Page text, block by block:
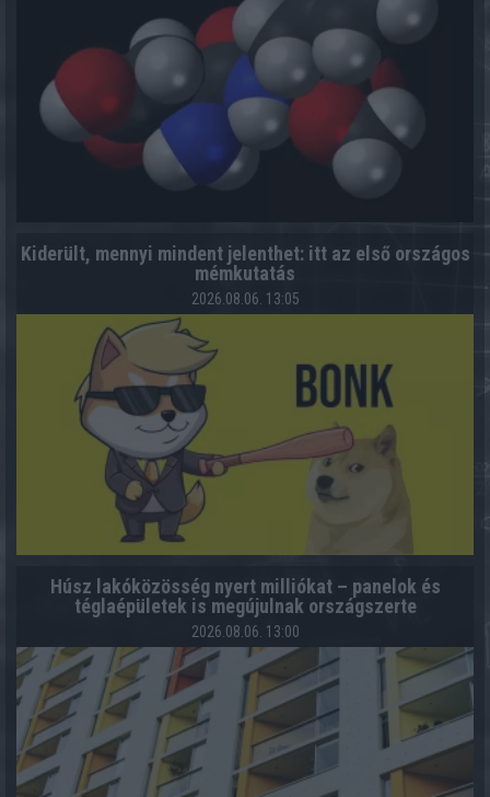
Kiderült, mennyi mindent jelenthet: itt az első országos
mémkutatás
2026.08.06. 13:05
Húsz lakóközösség nyert milliókat – panelok és
téglaépületek is megújulnak országszerte
2026.08.06. 13:00